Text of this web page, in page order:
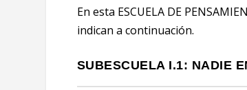
En esta ESCUELA DE
indican a continuación.
SUBESCUELA I.1: NADIE